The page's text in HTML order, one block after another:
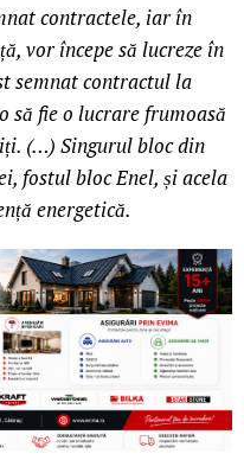
contractele, iar în
vor începe să lucreze în
semnat contractul la
să fie o lucrare frumoasă
(…) Singurul bloc din
fostul bloc Enel, și acela
energetică.